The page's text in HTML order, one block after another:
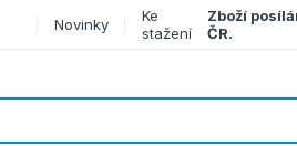
Novinky
Ke
stažení
Zboží
ČR.